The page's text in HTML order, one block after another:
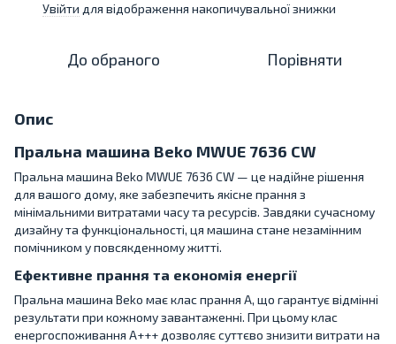
Увійти для відображення накопичувальної знижки
До обраного Порівняти
Опис
Пральна машина Beko MWUE 7636 CW
Пральна машина Beko MWUE 7636 CW — це надійне рішення
для вашого дому, яке забезпечить якісне прання з
мінімальними витратами часу та ресурсів. Завдяки сучасному
дизайну та функціональності, ця машина стане незамінним
помічником у повсякденному житті.
Ефективне прання та економія енергії
Пральна машина Beko має клас прання A, що гарантує відмінні
результати при кожному завантаженні. При цьому клас
енергоспоживання A+++ дозволяє суттєво знизити витрати на